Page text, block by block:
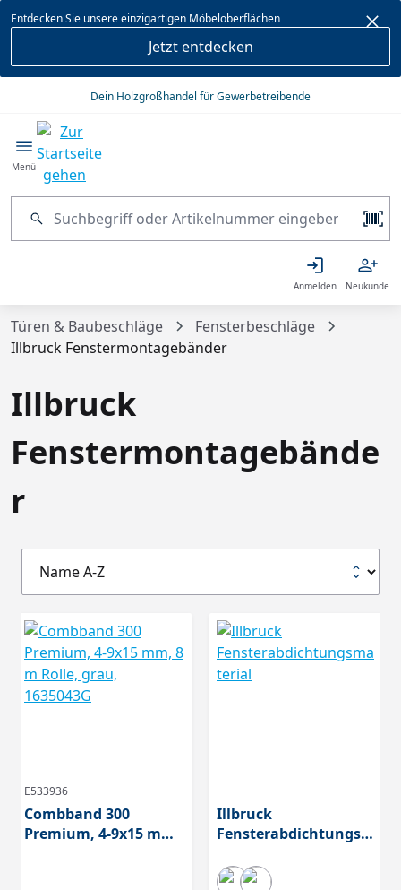
springen
Entdecken Sie unsere einzigartigen Möbeloberflächen
Jetzt entdecken
Dein Holzgroßhandel für Gewerbetreibende
Menü
Anmelden Neukunde
Türen & Baubeschläge
Fensterbeschläge
Illbruck Fenstermontagebänder
Illbruck
Fenstermontagebände
r
E533936
Combband 300
Premium, 4-9x15 mm,
Illbruck
Fensterabdichtungsm